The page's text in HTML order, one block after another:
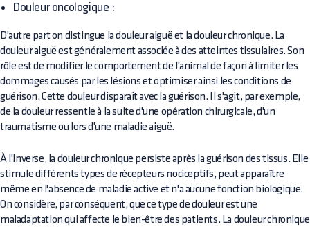
Douleur oncologique :
D'autre part on distingue la douleur aiguë et la douleur chronique. La
douleur aiguë est généralement associée à des atteintes tissulaires. Son
rôle est de modifier le comportement de l'animal de façon à limiter les
dommages causés par les lésions et optimiser ainsi les conditions de
guérison. Cette douleur disparaît avec la guérison. Il s'agit, par exemple,
de la douleur ressentie à la suite d'une opération chirurgicale, d'un
traumatisme ou lors d'une maladie aiguë.
À l'inverse, la douleur chronique persiste après la guérison des tissus. Elle
stimule différents types de récepteurs nociceptifs, peut apparaître
même en l'absence de maladie active et n'a aucune fonction biologique.
On considère, par conséquent, que ce type de douleur est une
maladaptation qui affecte le bien-être des patients. La douleur chronique